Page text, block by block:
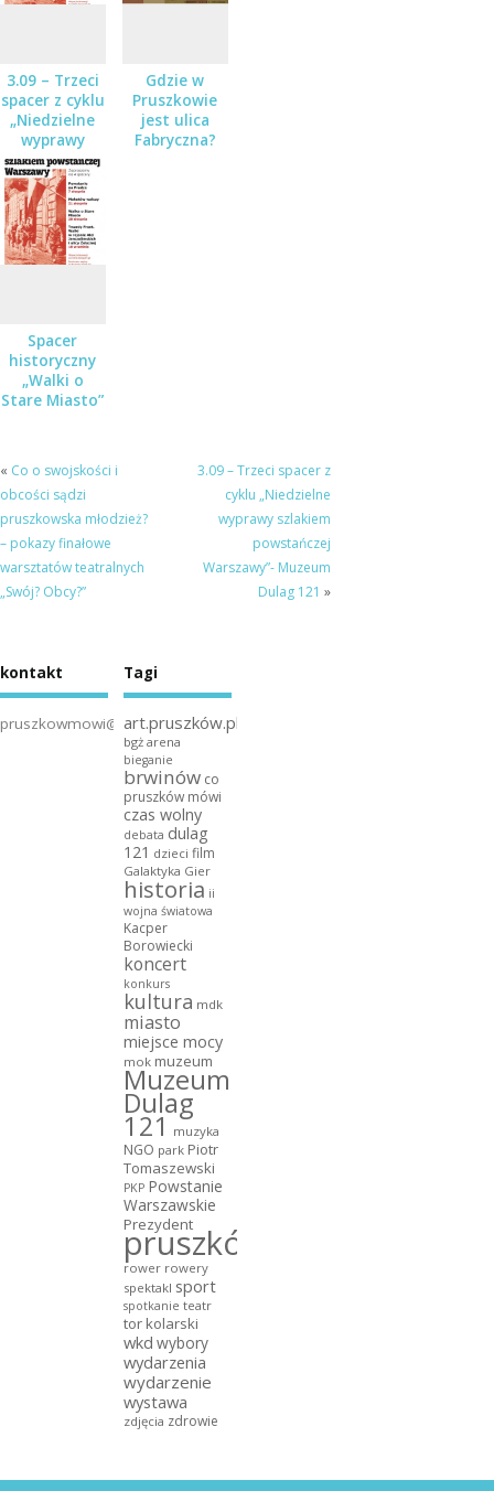
3.09 – Trzeci
spacer z cyklu
„Niedzielne
wyprawy
szlakiem
powstańczej
Warszawy”-
Muzeum
Dulag 121
Gdzie w
Pruszkowie
jest ulica
Fabryczna?
Spacer
historyczny
„Walki o
Stare Miasto”
« Co o swojskości i
obcości sądzi
pruszkowska młodzież?
– pokazy finałowe
warsztatów teatralnych
„Swój? Obcy?”
3.09 – Trzeci spacer z
cyklu „Niedzielne
wyprawy szlakiem
powstańczej
Warszawy”- Muzeum
Dulag 121 »
kontakt
pruszkowmowi@gmail.com
Tagi
art.pruszków.pl
bgż arena
bieganie
brwinów co
pruszków mówi
czas wolny
debata dulag
121 dzieci film
Galaktyka Gier
historia ii
wojna światowa
Kacper
Borowiecki
koncert
konkurs
kultura mdk
miasto
miejsce mocy
mok muzeum
Muzeum
Dulag
121 muzyka
NGO park Piotr
Tomaszewski
PKP Powstanie
Warszawskie
Prezydent
pruszków
rower rowery
spektakl sport
spotkanie teatr
tor kolarski
wkd wybory
wydarzenia
wydarzenie
wystawa
zdjęcia zdrowie